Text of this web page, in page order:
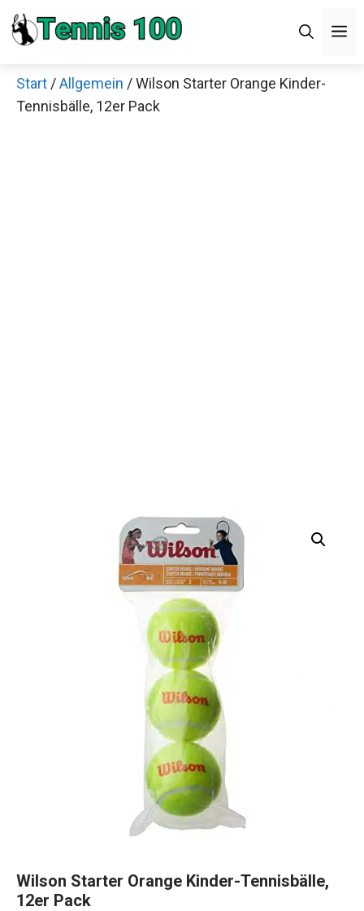
Zum
Inhalt
Start /Allgemein / Wilson Starter Orange Kinder-
Tennisbälle, 12er Pack
Wilson Starter Orange Kinder-Tennisbälle,
12er Pack